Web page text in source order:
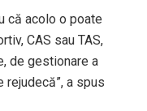
că acolo o poate
CAS sau TAS,
de gestionare a
a spus